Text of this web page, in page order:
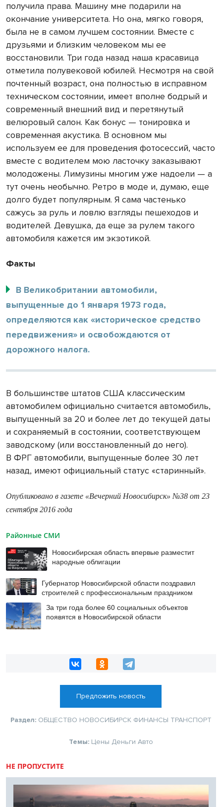
получила права. Машину мне подарили на
окончание университета. Но она, мягко говоря,
была не в самом лучшем состоянии. Вместе с
друзьями и близким человеком мы ее
восстановили. Три года назад наша красавица
отметила полувековой юбилей. Несмотря на свой
почтенный возраст, она полностью в исправном
техническом состоянии, имеет вполне бодрый и
современный внешний вид и перетянутый
велюровый салон. Как бонус — тонировка и
современная акустика. В основном мы
используем ее для проведения фотосессий, часто
вместе с водителем мою ласточку заказывают
молодожены. Лимузины многим уже надоели — а
тут очень необычно. Ретро в моде и, думаю, еще
долго будет популярным. Я сама частенько
сажусь за руль и ловлю взгляды пешеходов и
водителей. Девушка, да еще за рулем такого
автомобиля кажется им экзотикой.
Факты
В Великобритании автомобили,
выпущенные до 1 января 1973 года,
определяются как «историческое средство
передвижения» и освобождаются от
дорожного налога.
В большинстве штатов США классическим
автомобилем официально считается автомобиль,
выпущенный за 20 и более лет до текущей даты
и сохраняемый в состоянии, соответствующем
заводскому (или восстановленный до него).
В ФРГ автомобили, выпущенные более 30 лет
назад, имеют официальный статус «старинный».
Опубликовано в газете «Вечерний Новосибирск» №38 от 23
сентября 2016 года
Районные СМИ
Новосибирская область впервые разместит
народные облигации
Губернатор Новосибирской области поздравил
строителей с профессиональным праздником
За три года более 60 социальных объектов
появятся в Новосибирской области
Предложить новость
Раздел: ОБЩЕСТВО НОВОСИБИРСК ФИНАНСЫ ТРАНСПОРТ
Темы: Цены Деньги Авто
НЕ ПРОПУСТИТЕ